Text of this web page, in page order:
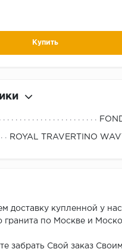
Купить
ROYAL TRAVERTINO
доставку купленной у
гранита по Москве и
забрать Свой заказ